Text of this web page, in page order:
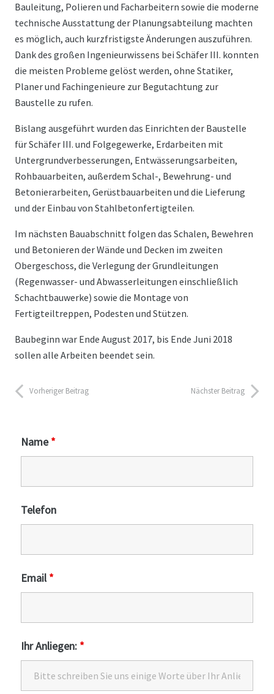
Bauleitung, Polieren und Facharbeitern sowie die moderne
technische Ausstattung der Planungsabteilung machten
es möglich, auch kurzfristigste Änderungen auszuführen.
Dank des großen Ingenieurwissens bei Schäfer III. konnten
die meisten Probleme gelöst werden, ohne Statiker,
Planer und Fachingenieure zur Begutachtung zur
Baustelle zu rufen.
Bislang ausgeführt wurden das Einrichten der Baustelle
für Schäfer III. und Folgegewerke, Erdarbeiten mit
Untergrundverbesserungen, Entwässerungsarbeiten,
Rohbauarbeiten, außerdem Schal-, Bewehrung- und
Betonierarbeiten, Gerüstbauarbeiten und die Lieferung
und der Einbau von Stahlbetonfertigteilen.
Im nächsten Bauabschnitt folgen das Schalen, Bewehren
und Betonieren der Wände und Decken im zweiten
Obergeschoss, die Verlegung der Grundleitungen
(Regenwasser- und Abwasserleitungen einschließlich
Schachtbauwerke) sowie die Montage von
Fertigteiltreppen, Podesten und Stützen.
Baubeginn war Ende August 2017, bis Ende Juni 2018
sollen alle Arbeiten beendet sein.
Vorheriger Beitrag Nächster Beitrag
Name*
Telefon
Email *
Ihr Anliegen: *